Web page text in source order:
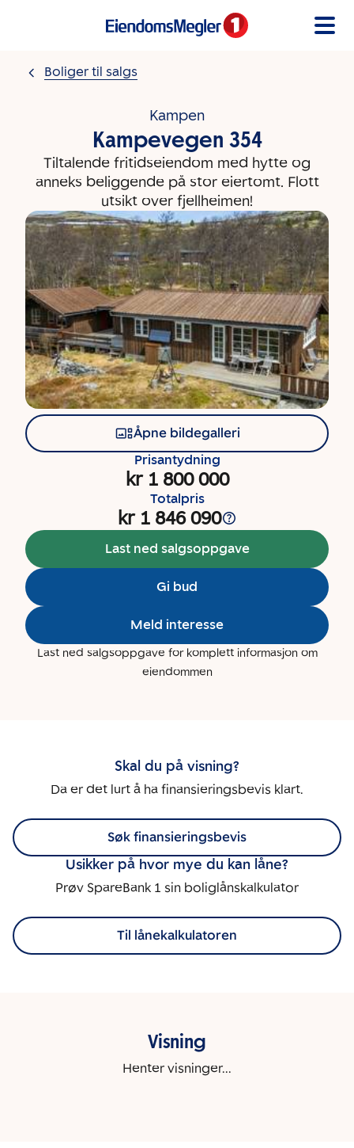
Boliger til salgs
Kampen
Kampevegen 354
Tiltalende fritidseiendom med hytte og
anneks beliggende på stor eiertomt. Flott
utsikt over fjellheimen!
Åpne bildegalleri
Prisantydning
kr 1 800 000
Totalpris
kr 1 846 090
Last ned salgsoppgave
Gi bud
Meld interesse
Last ned salgsoppgave for komplett informasjon om
eiendommen
Skal du på visning?
Da er det lurt å ha finansieringsbevis klart.
Søk finansieringsbevis
Usikker på hvor mye du kan låne?
Prøv SpareBank 1 sin boliglånskalkulator
Til lånekalkulatoren
Visning
Henter visninger...